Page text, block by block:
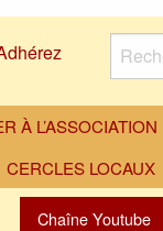
À L’ASSOCIATION
CERCLES LOCAUX
Chaîne Youtube